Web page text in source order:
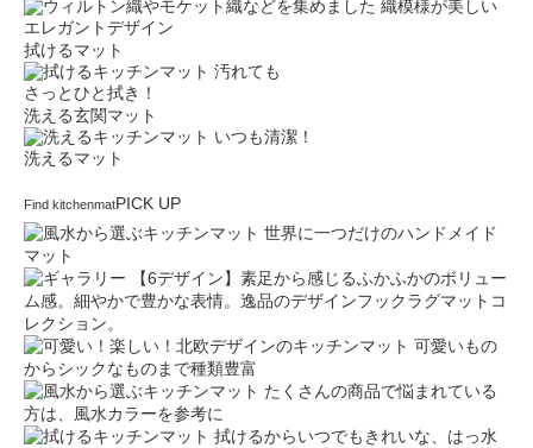
織模様が美しい
エレガントデザイン
拭けるマット
汚れても
さっとひと拭き！
洗える玄関マット
いつも清潔！
洗えるマット
Find kitchenmatPICK UP
世界に一つだけのハンドメイド
マット
【6デザイン】素足から感じるふかふかのボリュー
ム感。細やかで豊かな表情。逸品のデザインフックラグマットコ
レクション。
可愛いもの
からシックなものまで種類豊富
たくさんの商品で悩まれている
方は、風水カラーを参考に
拭けるからいつでもきれいな、はっ水